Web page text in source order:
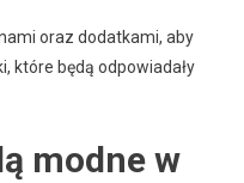
oraz dodatkami, aby
które będą odpowiadały
modne w